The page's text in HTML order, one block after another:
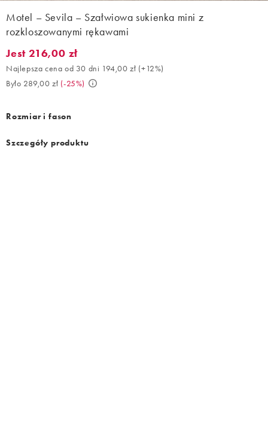
Motel – Sevila – Szałwiowa sukienka mini z
rozkloszowanymi rękawami
Jest 216,00 zł. Najlepsza cena od 30 dni 194,00 zł (+12%). Było
Jest 216,00 zł
Najlepsza cena od 30 dni 194,00 zł (+12%)
Było 289,00 zł (-25%)
Rozmiar i fason
Szczegóły produktu